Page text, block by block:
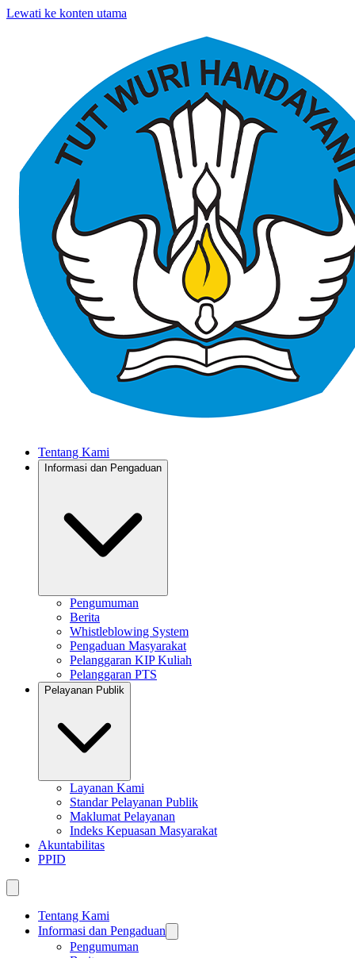
Lewati ke konten utama
Tentang Kami
Informasi dan Pengaduan
Pengumuman
Berita
Whistleblowing System
Pengaduan Masyarakat
Pelanggaran KIP Kuliah
Pelanggaran PTS
Pelayanan Publik
Layanan Kami
Standar Pelayanan Publik
Maklumat Pelayanan
Indeks Kepuasan Masyarakat
Akuntabilitas
PPID
Tentang Kami
Informasi dan Pengaduan
Pengumuman